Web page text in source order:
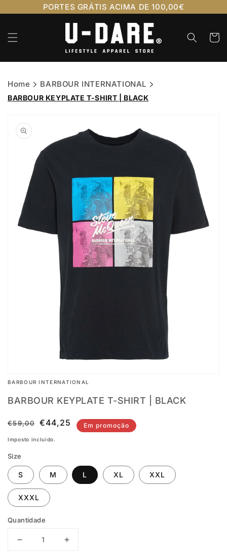
PORTES GRÁTIS ACIMA DE 100,00€
Home BARBOUR INTERNATIONAL
BARBOUR KEYPLATE T-SHIRT | BLACK
informação
do produto
Abrir
conteúdo
galeria
BARBOUR INTERNATIONAL
BARBOUR KEYPLATE T-SHIRT | BLACK
Preço
normal
€59,00
Preço
de
€44,25 Em promoção
Imposto incluído.
Size
S M L XL XXL
XXXL
Quantidade